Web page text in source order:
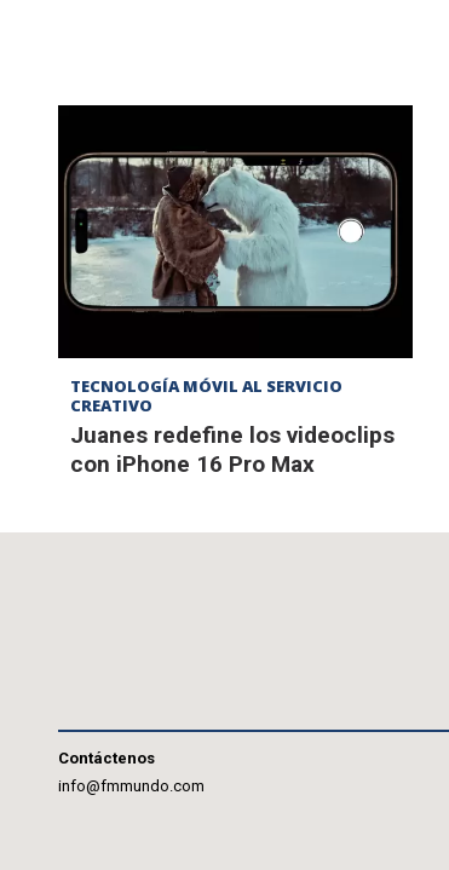
TECNOLOGÍA MÓVIL AL SERVICIO
CREATIVO
Juanes redefine los videoclips
con iPhone 16 Pro Max
Contáctenos
info@fmmundo.com